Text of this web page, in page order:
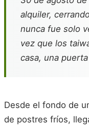
alquiler,
nunca fue solo
vez que los
casa, una
Desde el fondo de
de postres fríos,